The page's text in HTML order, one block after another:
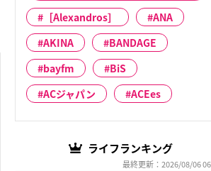
［Alexandros］
ANA
AKINA
BANDAGE
bayfm
BiS
ACジャパン
ACEes
ライフランキング
最終更新：2026/08/06